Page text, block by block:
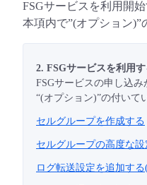
FSGサービスを利用開
本項内で”(オプション
2. FSGサービスを利用す
FSGサービスの申し込
“(オプション)”の付いて
セルグループを作成する
セルグループの高度な
ログ転送設定を追加す